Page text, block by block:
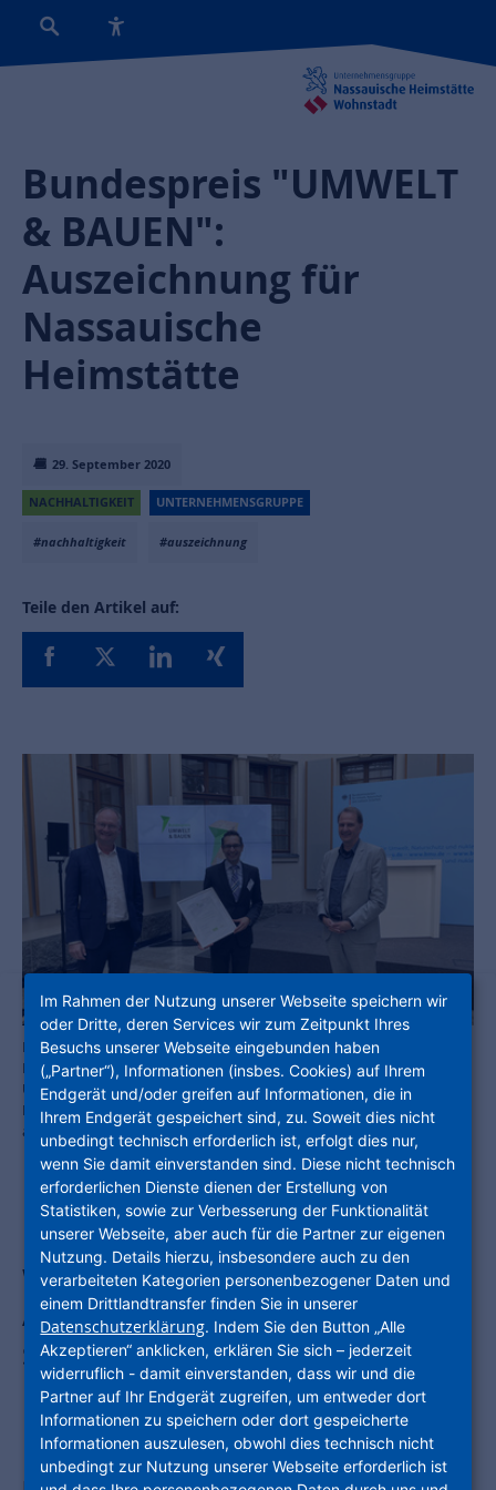
29. September 2020
NACHHALTIGKEIT UNTERNEHMENSGRUPPE
#nachhaltigkeit #auszeichnung
Teile den Artikel auf:
Bundespreis "UMWELT
& BAUEN":
Auszeichnung für
Nassauische
Heimstätte
Die Anerkennnungsurkunde hat Alireza Afshar als verantwortlicher
Fachbereichsleiter von Professor Dirk Messner, Präsident des
Umweltbundesamts, entgegengenommen. Links im Bild:
Meteorologe und TV-Moderator Sven Plöger, der die
ausgezeichneten Projekte im Interview vorgestellt hat. Foto: NHW
Hessens größtes
Wohnungsunternehmen erhält
Anerkennung für die Adolf-Miersch-
Siedlung in Frankfurt-Niederrad /
Positives Beispiel für nachhaltiges
Bauen und Energieeffizienz
Im Rahmen der Nutzung unserer Webseite speichern wir
oder Dritte, deren Services wir zum Zeitpunkt Ihres
Besuchs unserer Webseite eingebunden haben
(„Partner“), Informationen (insbes. Cookies) auf Ihrem
Endgerät und/oder greifen auf Informationen, die in
Ihrem Endgerät gespeichert sind, zu. Soweit dies nicht
unbedingt technisch erforderlich ist, erfolgt dies nur,
wenn Sie damit einverstanden sind. Diese nicht technisch
erforderlichen Dienste dienen der Erstellung von
Statistiken, sowie zur Verbesserung der Funktionalität
unserer Webseite, aber auch für die Partner zur eigenen
Nutzung. Details hierzu, insbesondere auch zu den
verarbeiteten Kategorien personenbezogener Daten und
einem Drittlandtransfer finden Sie in unserer
Datenschutzerklärung. Indem Sie den Button „Alle
Akzeptieren“ anklicken, erklären Sie sich – jederzeit
widerruflich - damit einverstanden, dass wir und die
Partner auf Ihr Endgerät zugreifen, um entweder dort
Informationen zu speichern oder dort gespeicherte
Informationen auszulesen, obwohl dies technisch nicht
unbedingt zur Nutzung unserer Webseite erforderlich ist